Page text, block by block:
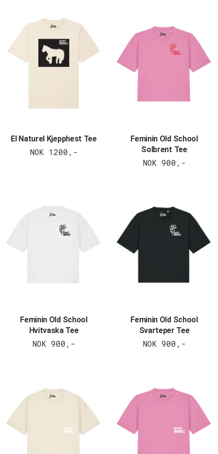
El Naturel Kjepphest Tee
NOK 1200,-
Feminin Old School
Solbrent Tee
NOK 900,-
Feminin Old School
Hvitvaska Tee
NOK 900,-
Feminin Old School
Svarteper Tee
NOK 900,-